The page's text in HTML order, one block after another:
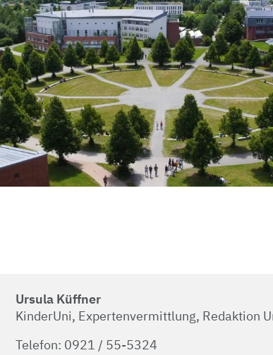
Ursula Küffner
KinderUni, Expertenvermittlung, Redaktion
Telefon: 0921 / 55-5324